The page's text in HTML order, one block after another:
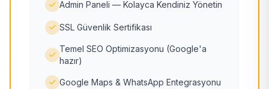
Admin Paneli — Kolayca Kendiniz Yönetin
SSL Güvenlik Sertifikası
Temel SEO Optimizasyonu (Google'a
hazır)
Google Maps & WhatsApp Entegrasyonu